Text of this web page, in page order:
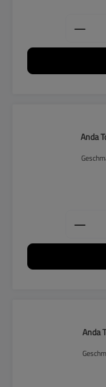
Anda
Anda